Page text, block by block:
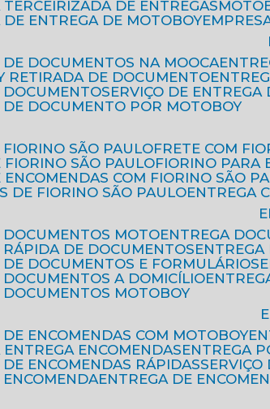
TERCEIRIZADA DE ENTREGAS
DE ENTREGA DE MOTOBOY
DE DOCUMENTOS NA MOOCA
RETIRADA DE DOCUMENTO
DOCUMENTO
SERVIÇO DE
DE DOCUMENTO POR MOTOBOY
FIORINO SÃO PAULO
FRETE COM
FIORINO SÃO PAULO
FIORINO
ENCOMENDAS COM FIORINO SÃO
DE FIORINO SÃO PAULO
ENTREGA
DOCUMENTOS MOTO
ENTREGA
RÁPIDA DE DOCUMENTOS
DE DOCUMENTOS E FORMULÁRIOS
DOCUMENTOS A DOMICÍLIO
DOCUMENTOS MOTOBOY
DE ENCOMENDAS COM MOTOBOY
ENTREGA ENCOMENDAS
ENTREGA
DE ENCOMENDAS RÁPIDAS
ENCOMENDA
ENTREGA DE